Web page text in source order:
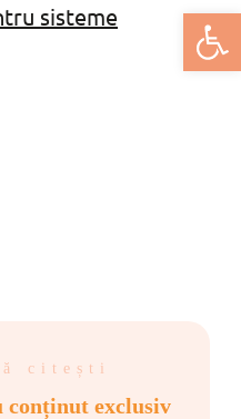
Deschide
sisteme
citești
conținut exclusiv